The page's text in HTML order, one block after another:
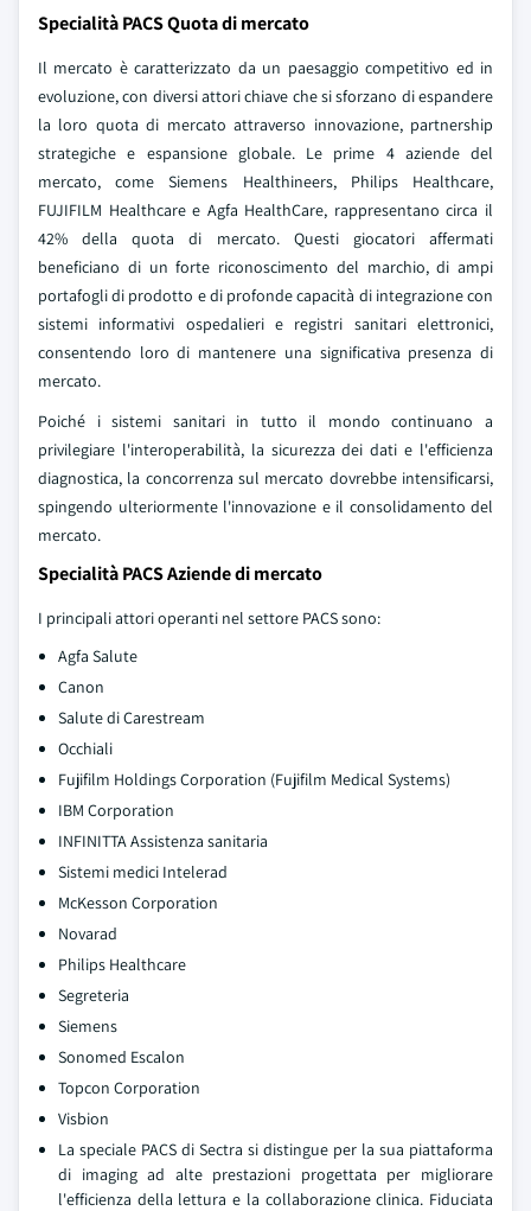
Specialità PACS Quota di mercato
Il mercato è caratterizzato da un paesaggio competitivo ed in
evoluzione, con diversi attori chiave che si sforzano di espandere
la loro quota di mercato attraverso innovazione, partnership
strategiche e espansione globale. Le prime 4 aziende del
mercato, come Siemens Healthineers, Philips Healthcare,
FUJIFILM Healthcare e Agfa HealthCare, rappresentano circa il
42% della quota di mercato. Questi giocatori affermati
beneficiano di un forte riconoscimento del marchio, di ampi
portafogli di prodotto e di profonde capacità di integrazione con
sistemi informativi ospedalieri e registri sanitari elettronici,
consentendo loro di mantenere una significativa presenza di
mercato.
Poiché i sistemi sanitari in tutto il mondo continuano a
privilegiare l'interoperabilità, la sicurezza dei dati e l'efficienza
diagnostica, la concorrenza sul mercato dovrebbe intensificarsi,
spingendo ulteriormente l'innovazione e il consolidamento del
mercato.
Specialità PACS Aziende di mercato
I principali attori operanti nel settore PACS sono:
Agfa Salute
Canon
Salute di Carestream
Occhiali
Fujifilm Holdings Corporation (Fujifilm Medical Systems)
IBM Corporation
INFINITTA Assistenza sanitaria
Sistemi medici Intelerad
McKesson Corporation
Novarad
Philips Healthcare
Segreteria
Siemens
Sonomed Escalon
Topcon Corporation
Visbion
La speciale PACS di Sectra si distingue per la sua piattaforma
di imaging ad alte prestazioni progettata per migliorare
l'efficienza della lettura e la collaborazione clinica. Fiduciata